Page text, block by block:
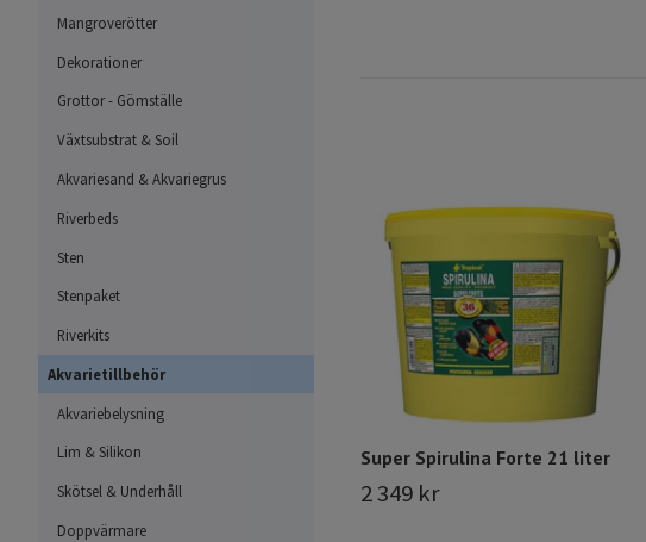
Mangroverötter
Dekorationer
Grottor - Gömställe
Växtsubstrat & Soil
Akvariesand & Akvariegrus
Riverbeds
Sten
Stenpaket
Riverkits
Akvarietillbehör
Akvariebelysning
Lim & Silikon
Skötsel & Underhåll
Doppvärmare
Super Spirulina Forte 21 liter
2 349 kr